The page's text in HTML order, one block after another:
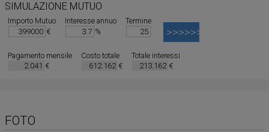
SIMULAZIONE MUTUO
Importo Mutuo
€
Interesse annuo
%
Termine
Pagamento mensile
€
Costo totale
€
Totale interessi
€
FOTO